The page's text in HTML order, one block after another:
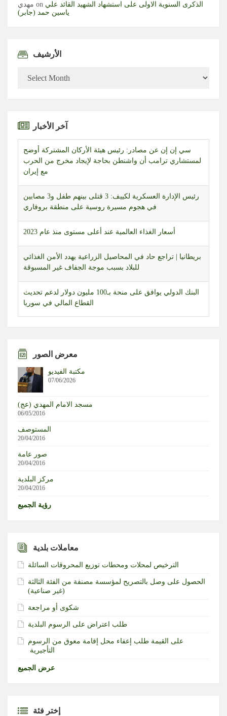
مهدي on الذكرى السنوية الاولى على استشهاد الشهيد القائد علي
ياسين حمد (جابر)
الأرشيف
آخر الأخبار
سي إن إن عن مصادر: رئيس هيئة الأركان المشتركة أوضح
لمستشاري ترامب أن واشنطن بحاجة لإيجاد مخرج من الحرب
مع إيران
رئيس الإدارة العسكرية لكييف: 3 قتلى بينهم طفل و3 مصابين
في هجوم مسيرة روسية على منطقة بروفاري
أسعار الغذاء العالمية عند أعلى مستوى منذ عام 2023
بريطانيا | تراجع حاد في المحاصيل الزراعية يهدد الأمن الغذائي
للبلاد بسبب موجة الجفاف غير المسبوقة
البنك الدولي يوافق على منحة بـ100 مليون دولار لدعم تحديث
القطاع المالي في سوريا
البنتاغون يعفي قائد الفيلق الخامس المسؤول عن تنسيق الدعم
لأوكرانيا من منصبه
علي الطاهر بالتزامن مع استمرار القصف المدفعي
قوات العدو تداهم منازل المواطنين خلال اقتحام مخيم بلاطة
شرق نابلس
قوات الاحتلال تقوم بتخريب وخلع أبواب عدد من المنازل خلال
يرجح أن تحقق القوة الجوية وحدها أهداف الرئيس ترامب
معرض الصور
مكتبة الفيديو
07/06/2026
مسجد الامام المهدي (عج)
06/05/2016
المستوصف
20/04/2016
صور عامة
20/04/2016
مركز البلدية
20/04/2016
رؤية الجميع
معاملات بلدية
الترخيص لمحلات ومحطات توزيع المحروقات السائلة
الحصول على وصل بالتصريح لمؤسسة مصنفة من الفئة الثالثة
(غير صناعية)‏
شكوى أو مراجعة
طلب اعتراض على الرسوم البلدية
طلب إعفاء محل إقامة معوق من الرسوم‎ ‎على القيمة
التأجيرية ‏
عرض الجميع
إختر فئة